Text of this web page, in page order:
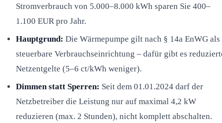
Stromverbrauch von 5.000–8.000 kWh sparen Sie 400–
1.100 EUR pro Jahr.
Hauptgrund: Die Wärmepumpe gilt nach § 14a EnWG als
steuerbare Verbrauchseinrichtung – dafür gibt es
Netzentgelte (5–6 ct/kWh weniger).
Dimmen statt Sperren: Seit dem 01.01.2024 darf der
Netzbetreiber die Leistung nur auf maximal 4,2 kW
reduzieren (max. 2 Stunden), nicht komplett abschalten.